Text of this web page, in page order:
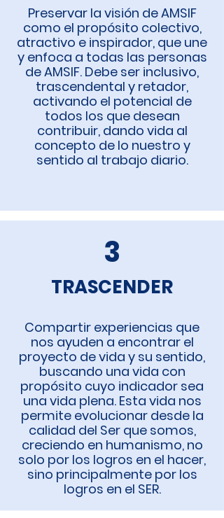
Preservar la visión de AMSIF
como el propósito colectivo,
atractivo e inspirador, que une
y enfoca a todas las personas
de AMSIF. Debe ser inclusivo,
trascendental y retador,
activando el potencial de
todos los que desean
contribuir, dando vida al
concepto de lo nuestro y
sentido al trabajo diario.
3
TRASCENDER
Compartir experiencias que
nos ayuden a encontrar el
proyecto de vida y su sentido,
buscando una vida con
propósito cuyo indicador sea
una vida plena. Esta vida nos
permite evolucionar desde la
calidad del Ser que somos,
creciendo en humanismo, no
solo por los logros en el hacer,
sino principalmente por los
logros en el SER.